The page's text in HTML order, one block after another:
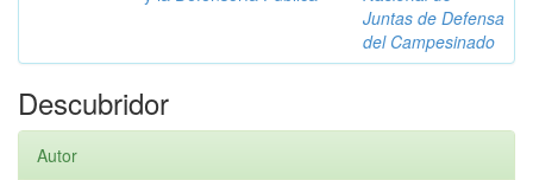
Juntas de Defensa
del Campesinado
Descubridor
Autor